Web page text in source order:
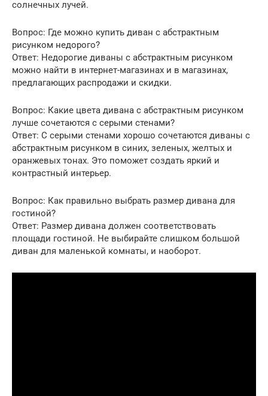
солнечных лучей.
Вопрос: Где можно купить диван с абстрактным
рисунком недорого?
Ответ: Недорогие диваны с абстрактным рисунком
можно найти в интернет-магазинах и в магазинах,
предлагающих распродажи и скидки.
Вопрос: Какие цвета дивана с абстрактным рисунком
лучше сочетаются с серыми стенами?
Ответ: С серыми стенами хорошо сочетаются диваны с
абстрактным рисунком в синих, зеленых, желтых и
оранжевых тонах. Это поможет создать яркий и
контрастный интерьер.
Вопрос: Как правильно выбрать размер дивана для
гостиной?
Ответ: Размер дивана должен соответствовать
площади гостиной. Не выбирайте слишком большой
диван для маленькой комнаты, и наоборот.